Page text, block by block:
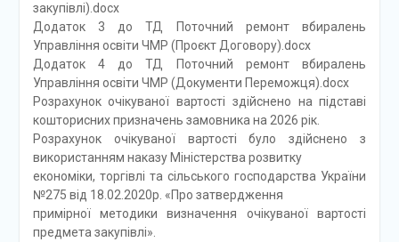
закупівлі).docx
Додаток 3 до ТД Поточний ремонт вбиралень
Управління освіти ЧМР (Проєкт Договору).docx
Додаток 4 до ТД Поточний ремонт вбиралень
Управління освіти ЧМР (Документи Переможця).docx
Розрахунок очікуваної вартості здійснено на підставі
кошторисних призначень замовника на 2026 рік.
Розрахунок очікуваної вартості було здійснено з
використанням наказу Міністерства розвитку
економіки, торгівлі та сільського господарства України
№275 від 18.02.2020р. «Про затвердження
примірної методики визначення очікуваної вартості
предмета закупівлі».